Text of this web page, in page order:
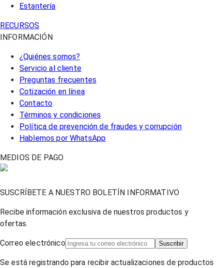
Estantería
RECURSOS
INFORMACIÓN
¿Quiénes somos?
Servicio al cliente
Preguntas frecuentes
Cotización en línea
Contacto
Términos y condiciones
Política de prevención de fraudes y corrupción
Hablemos por WhatsApp
MEDIOS DE PAGO
SUSCRÍBETE A NUESTRO BOLETÍN INFORMATIVO
Recibe información exclusiva de nuestros productos y
ofertas.
Correo electrónico Suscribir
Se está registrando para recibir actualizaciones de productos